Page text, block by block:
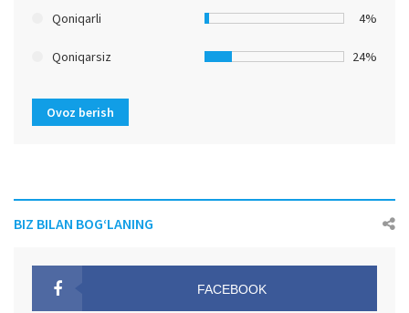
Qoniqarli 4%
Qoniqarsiz 24%
Ovoz berish
BIZ BILAN BOG‘LANING
FACEBOOK